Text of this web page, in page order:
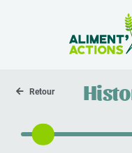
Retour